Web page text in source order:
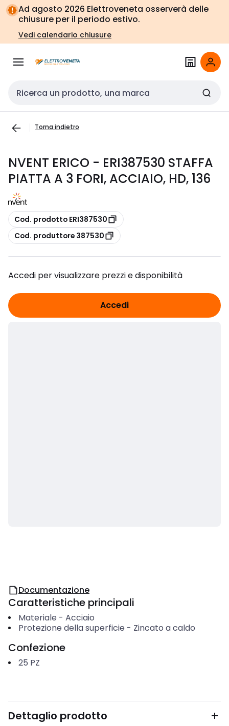
Vai alla
navigazione
Vai
alla
pagina
Ad agosto 2026 Elettroveneta osserverà delle
chiusure per il periodo estivo.
Vedi calendario chiusure
Cerca input
Torna indietro
NVENT ERICO - ERI387530 STAFFA
PIATTA A 3 FORI, ACCIAIO, HD, 136
copia
Cod. prodotto ERI387530
copia
Cod. produttore 387530
Accedi per visualizzare prezzi e disponibilità
Accedi
Documentazione
Caratteristiche principali
Materiale - Acciaio
Protezione della superficie - Zincato a caldo
Confezione
25 PZ
Dettaglio prodotto